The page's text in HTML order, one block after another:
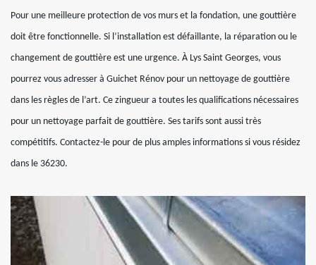
Pour une meilleure protection de vos murs et la fondation, une gouttière
doit être fonctionnelle. Si l’installation est défaillante, la réparation ou le
changement de gouttière est une urgence. À Lys Saint Georges, vous
pourrez vous adresser à Guichet Rénov pour un nettoyage de gouttière
dans les règles de l’art. Ce zingueur a toutes les qualifications nécessaires
pour un nettoyage parfait de gouttière. Ses tarifs sont aussi très
compétitifs. Contactez-le pour de plus amples informations si vous résidez
dans le 36230.